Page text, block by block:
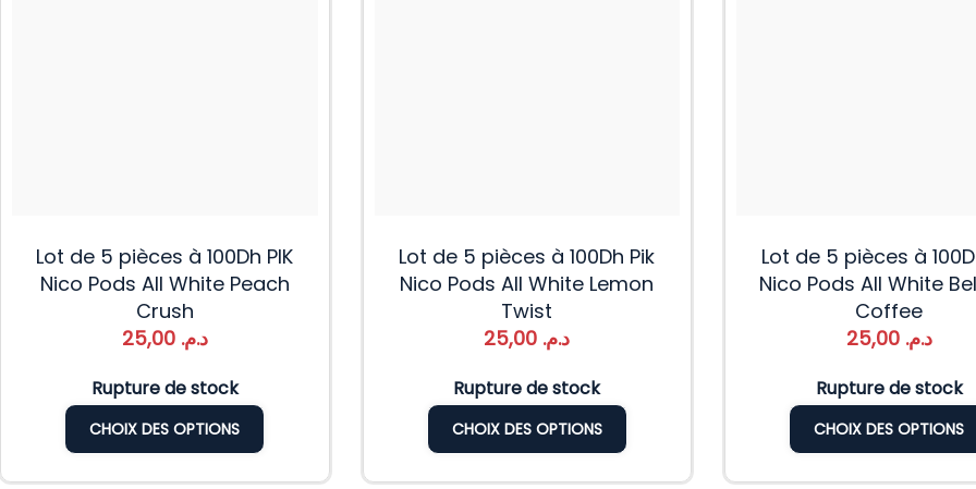
Lot de 5 pièces à 100Dh PIK
Nico Pods All White Peach
Crush
د.م. 25,00
Rupture de stock
CHOIX DES OPTIONS
Lot de 5 pièces à 100Dh Pik
Nico Pods All White Lemon
Twist
د.م.
Rupture de stock
CHOIX DES OPTIONS
Lot de 5 pièces à
Nico Pods All White
Coffee
د.م. 25,00
Rupture de stock
CHOIX DES OPTIONS